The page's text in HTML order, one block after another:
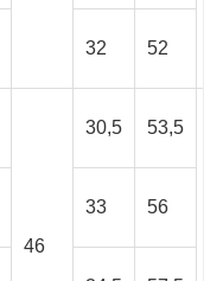
32 52
46
30,5 53,5
33 56